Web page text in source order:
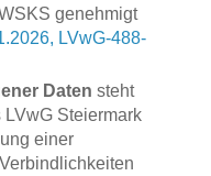
genehmigt
LVwG-488-
Daten steht
Steiermark
einer